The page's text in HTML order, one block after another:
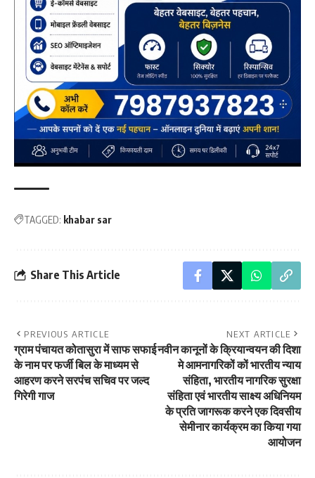
TAGGED: khabar sar
Share This Article
PREVIOUS ARTICLE
ग्राम पंचायत कोतासुरा में साफ सफाई
के नाम पर फर्जी बिल के माध्यम से
आहरण करने सरपंच सचिव पर जल्द
गिरेगी गाज
NEXT ARTICLE
नवीन कानूनों के क्रियान्वयन की दिशा
मे आमनागरिकों कों भारतीय न्याय
संहिता, भारतीय नागरिक सुरक्षा
संहिता एवं भारतीय साक्ष्य अधिनियम
के प्रति जागरूक करने एक दिवसीय
सेमीनार कार्यक्रम का किया गया
आयोजन